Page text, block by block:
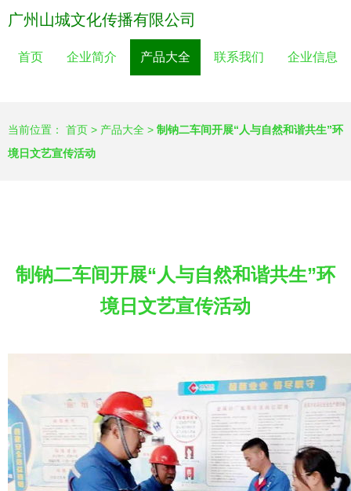
广州山城文化传播有限公司
首页 企业简介 产品大全 联系我们 企业信息
当前位置： 首页 > 产品大全 > 制钠二车间开展“人与自然和谐共生”环
境日文艺宣传活动
制钠二车间开展“人与自然和谐共生”环
境日文艺宣传活动